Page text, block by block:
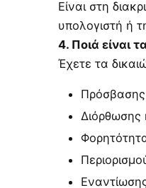
Είναι στη
υπολογιστή ή
4. Ποιά είναι
Έχετε τα